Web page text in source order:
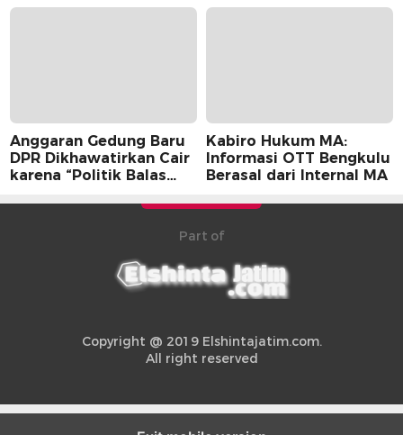
Anggaran Gedung Baru
DPR Dikhawatirkan Cair
karena “Politik Balas
Kabiro Hukum MA:
Informasi OTT Bengkulu
Berasal dari Internal MA
Part of
Copyright @ 2019 Elshintajatim.com.
All right reserved